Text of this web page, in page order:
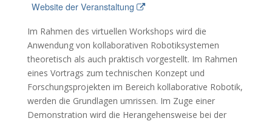
Website der Veranstaltung
Im Rahmen des virtuellen Workshops wird die
Anwendung von kollaborativen Robotiksystemen
theoretisch als auch praktisch vorgestellt. Im Rahmen
eines Vortrags zum technischen Konzept und
Forschungsprojekten im Bereich kollaborative Robotik,
werden die Grundlagen umrissen. Im Zuge einer
Demonstration wird die Herangehensweise bei der